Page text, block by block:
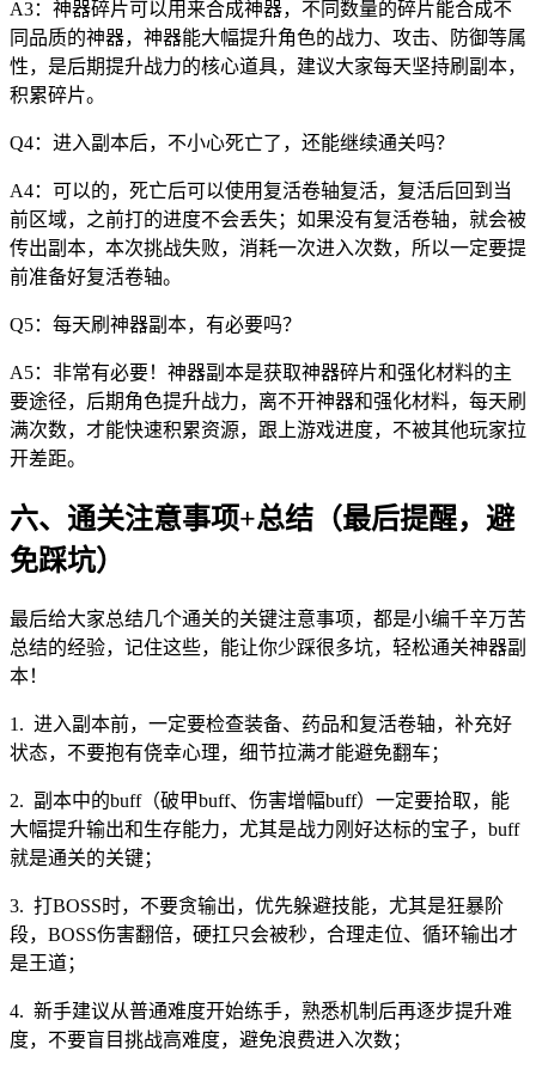
A3：神器碎片可以用来合成神器，不同数量的碎片能合成不
同品质的神器，神器能大幅提升角色的战力、攻击、防御等属
性，是后期提升战力的核心道具，建议大家每天坚持刷副本，
积累碎片。
Q4：进入副本后，不小心死亡了，还能继续通关吗？
A4：可以的，死亡后可以使用复活卷轴复活，复活后回到当
前区域，之前打的进度不会丢失；如果没有复活卷轴，就会被
传出副本，本次挑战失败，消耗一次进入次数，所以一定要提
前准备好复活卷轴。
Q5：每天刷神器副本，有必要吗？
A5：非常有必要！神器副本是获取神器碎片和强化材料的主
要途径，后期角色提升战力，离不开神器和强化材料，每天刷
满次数，才能快速积累资源，跟上游戏进度，不被其他玩家拉
开差距。
六、通关注意事项+总结（最后提醒，避
免踩坑）
最后给大家总结几个通关的关键注意事项，都是小编千辛万苦
总结的经验，记住这些，能让你少踩很多坑，轻松通关神器副
本！
1. 进入副本前，一定要检查装备、药品和复活卷轴，补充好
状态，不要抱有侥幸心理，细节拉满才能避免翻车；
2. 副本中的buff（破甲buff、伤害增幅buff）一定要拾取，能
大幅提升输出和生存能力，尤其是战力刚好达标的宝子，buff
就是通关的关键；
3. 打BOSS时，不要贪输出，优先躲避技能，尤其是狂暴阶
段，BOSS伤害翻倍，硬扛只会被秒，合理走位、循环输出才
是王道；
4. 新手建议从普通难度开始练手，熟悉机制后再逐步提升难
度，不要盲目挑战高难度，避免浪费进入次数；